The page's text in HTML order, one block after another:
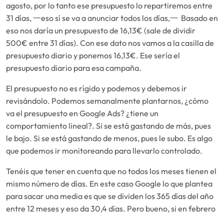
agosto, por lo tanto ese presupuesto lo repartiremos entre
31 días,一eso sí se va a anunciar todos los días,一 Basado en
eso nos daría un presupuesto de 16,13€ (sale de dividir
500€ entre 31 días). Con ese dato nos vamos a la casilla de
presupuesto diario y ponemos 16,13€. Ese sería el
presupuesto diario para esa campaña.
El presupuesto no es rígido y podemos y debemos ir
revisándolo. Podemos semanalmente plantarnos, ¿cómo
va el presupuesto en Google Ads? ¿tiene un
comportamiento lineal?. Si se está gastando de más, pues
le bajo. Si se está gastando de menos, pues le subo. Es algo
que podemos ir monitoreando para llevarlo controlado.
Tenéis que tener en cuenta que no todos los meses tienen el
mismo número de días. En este caso Google lo que plantea
para sacar una media es que se dividen los 365 días del año
entre 12 meses y eso da 30,4 días. Pero bueno, si en febrero